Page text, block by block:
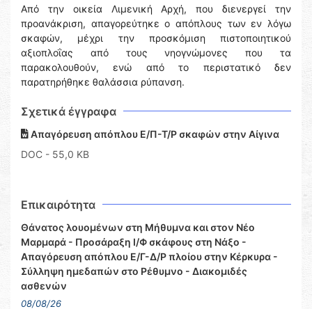
Από την οικεία Λιμενική Αρχή, που διενεργεί την
προανάκριση, απαγορεύτηκε ο απόπλους των εν λόγω
σκαφών, μέχρι την προσκόμιση πιστοποιητικού
αξιοπλοΐας από τους νηογνώμονες που τα
παρακολουθούν, ενώ από το περιστατικό δεν
παρατηρήθηκε θαλάσσια ρύπανση.
Σχετικά έγγραφα
Απαγόρευση απόπλου Ε/Π-Τ/Ρ σκαφών στην Αίγινα
DOC - 55,0 KB
Επικαιρότητα
Θάνατος λουομένων στη Μήθυμνα και στον Νέο
Μαρμαρά - Προσάραξη Ι/Φ σκάφους στη Νάξο -
Απαγόρευση απόπλου Ε/Γ-Δ/Ρ πλοίου στην Κέρκυρα -
Σύλληψη ημεδαπών στο Ρέθυμνο - Διακομιδές
ασθενών
08/08/26